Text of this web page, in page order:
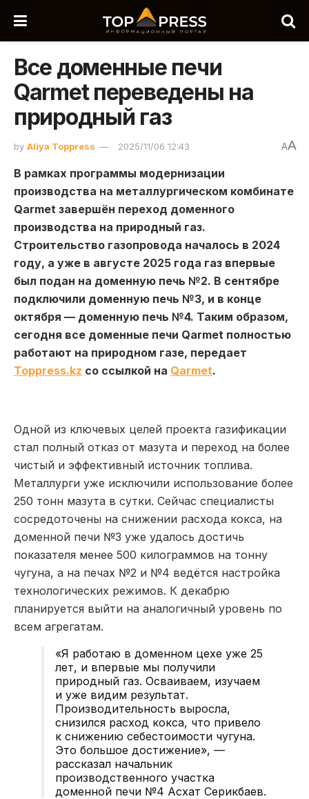
Все доменные печи
Qarmet переведены на
природный газ
by Aliya Toppress 2025/11/06 12:43 AA
В рамках программы модернизации
производства на металлургическом комбинате
Qarmet завершён переход доменного
производства на природный газ.
Cтроительство газопровода началось в 2024
году, а уже в августе 2025 года газ впервые
был подан на доменную печь №2. В сентябре
подключили доменную печь №3, и в конце
октября — доменную печь №4. Таким образом,
сегодня все доменные печи Qarmet полностью
работают на природном газе, передает
Toppress.kz со ссылкой на Qarmet.
Одной из ключевых целей проекта газификации
стал полный отказ от мазута и переход на более
чистый и эффективный источник топлива.
Металлурги уже исключили использование более
250 тонн мазута в сутки. Сейчас специалисты
сосредоточены на снижении расхода кокса, на
доменной печи №3 уже удалось достичь
показателя менее 500 килограммов на тонну
чугуна, а на печах №2 и №4 ведётся настройка
технологических режимов. К декабрю
планируется выйти на аналогичный уровень по
всем агрегатам.
«Я работаю в доменном цехе уже 25
лет, и впервые мы получили
природный газ. Осваиваем, изучаем
и уже видим результат.
Производительность выросла,
снизился расход кокса, что привело
к снижению себестоимости чугуна.
Это большое достижение», —
рассказал начальник
производственного участка
доменной печи №4 Асхат Серикбаев.